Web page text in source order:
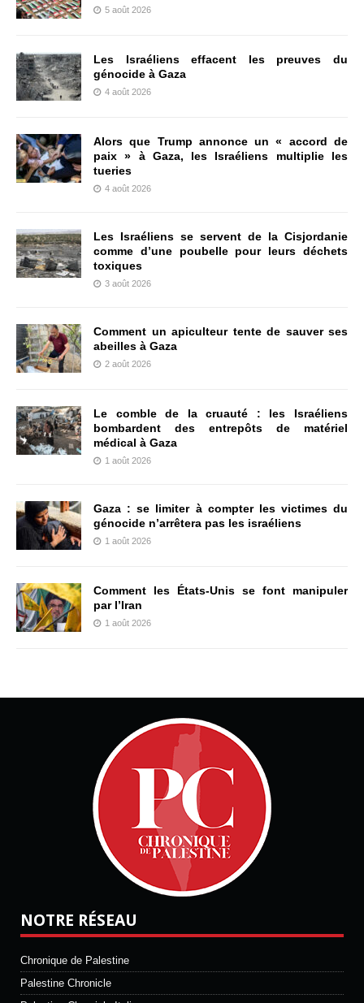
5 août 2026
Les Israéliens effacent les preuves du
génocide à Gaza
4 août 2026
Alors que Trump annonce un « accord de
paix » à Gaza, les Israéliens multiplie les
tueries
4 août 2026
Les Israéliens se servent de la Cisjordanie
comme d’une poubelle pour leurs déchets
toxiques
3 août 2026
Comment un apiculteur tente de sauver ses
abeilles à Gaza
2 août 2026
Le comble de la cruauté : les Israéliens
bombardent des entrepôts de matériel
médical à Gaza
1 août 2026
Gaza : se limiter à compter les victimes du
génocide n’arrêtera pas les israéliens
1 août 2026
Comment les États-Unis se font manipuler
par l’Iran
1 août 2026
NOTRE RÉSEAU
Chronique de Palestine
Palestine Chronicle